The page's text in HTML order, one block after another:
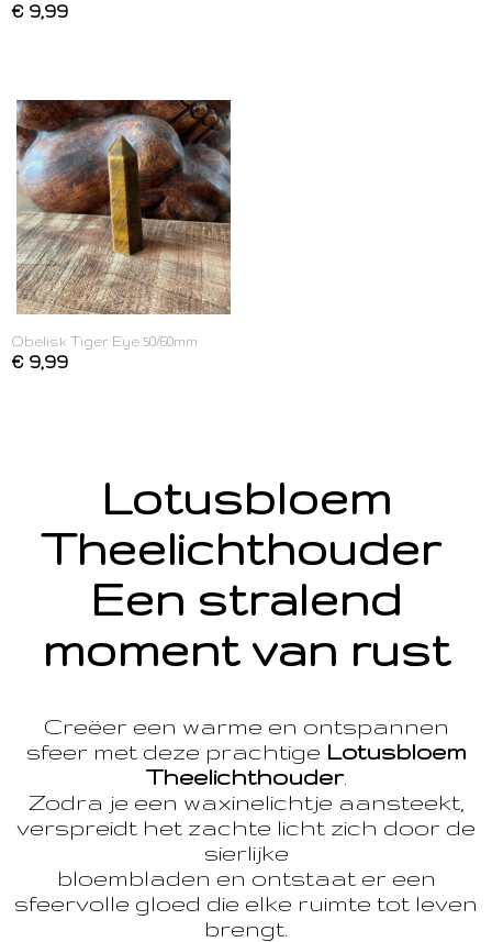
€ 9,99
Obelisk Tiger Eye 50/60mm
€ 9,99
Lotusbloem
Theelichthouder
Een stralend
moment van rust
Creëer een warme en ontspannen
sfeer met deze prachtige Lotusbloem
Theelichthouder.
Zodra je een waxinelichtje aansteekt,
verspreidt het zachte licht zich door de
sierlijke
bloembladen en ontstaat er een
sfeervolle gloed die elke ruimte tot leven
brengt.